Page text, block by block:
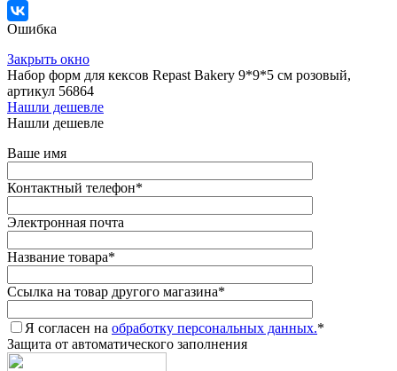
Ошибка
Закрыть окно
Набор форм для кексов Repast Bakery 9*9*5 см розовый,
артикул 56864
Нашли дешевле
Нашли дешевле
Ваше имя
Контактный телефон*
Электронная почта
Название товара*
Ссылка на товар другого магазина*
Я согласен на обработку персональных данных.*
Защита от автоматического заполнения